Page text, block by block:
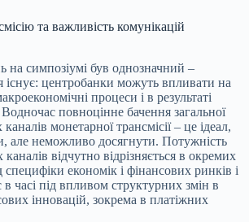
та важливість комунікацій
на симпозіумі був однозначний –
існує: центробанки можуть впливати на
процеси і в результаті
повноцінне бачення загальної
монетарної трансмісії – це ідеал,
але неможливо досягнути. Потужність
каналів відчутно відрізняється в окремих
специфіки економік і фінансових ринків і
часі під впливом структурних змін в
інновацій, зокрема в платіжних